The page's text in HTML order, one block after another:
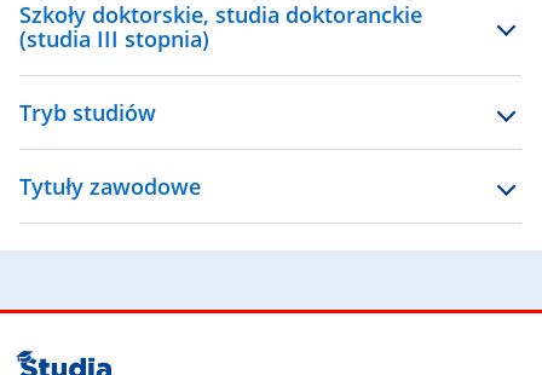
Szkoły doktorskie, studia doktoranckie
(studia III stopnia)
Tryb studiów
Tytuły zawodowe